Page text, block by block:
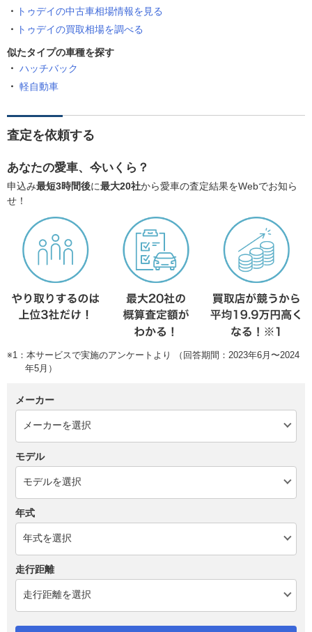
トゥデイの中古車相場情報を見る
トゥデイの買取相場を調べる
似たタイプの車種を探す
ハッチバック
軽自動車
査定を依頼する
あなたの愛車、今いくら？
申込み最短3時間後に最大20社から愛車の査定結果をWebでお知ら
せ！
※1：本サービスで実施のアンケートより （回答期間：2023年6月〜2024
年5月）
メーカー
モデル
年式
走行距離